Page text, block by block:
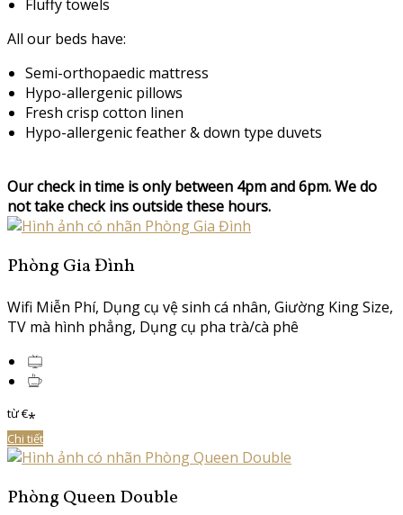
Fluffy towels
All our beds have:
Semi-orthopaedic mattress
Hypo-allergenic pillows
Fresh crisp cotton linen
Hypo-allergenic feather & down type duvets
Our check in time is only between 4pm and 6pm. We do
not take check ins outside these hours.
Phòng Gia Đình
Wifi Miễn Phí, Dụng cụ vệ sinh cá nhân, Giường King Size,
TV mà hình phẳng, Dụng cụ pha trà/cà phê
từ€*
Chi tiết
Phòng Queen Double